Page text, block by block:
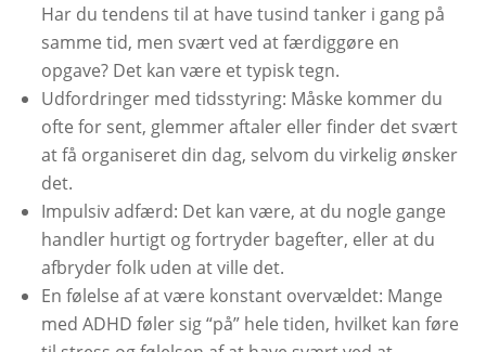
Har du tendens til at have tusind tanker i gang på
samme tid, men svært ved at færdiggøre en
opgave? Det kan være et typisk tegn.
Udfordringer med tidsstyring: Måske kommer du
ofte for sent, glemmer aftaler eller finder det svært
at få organiseret din dag, selvom du virkelig ønsker
det.
Impulsiv adfærd: Det kan være, at du nogle gange
handler hurtigt og fortryder bagefter, eller at du
afbryder folk uden at ville det.
En følelse af at være konstant overvældet: Mange
med ADHD føler sig “på” hele tiden, hvilket kan føre